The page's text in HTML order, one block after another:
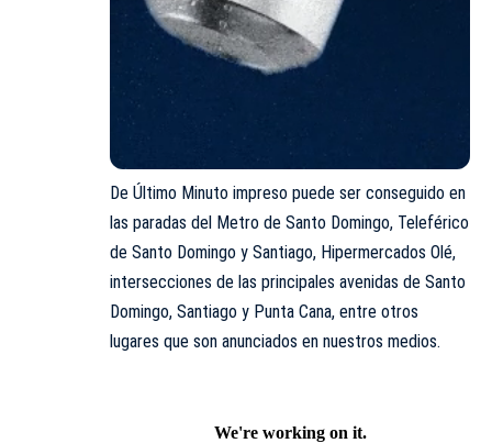
De Último Minuto impreso puede ser conseguido en
las paradas del Metro de Santo Domingo, Teleférico
de Santo Domingo y Santiago, Hipermercados Olé,
intersecciones de las principales avenidas de Santo
Domingo, Santiago y Punta Cana, entre otros
lugares que son anunciados en nuestros medios.